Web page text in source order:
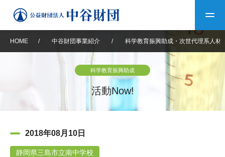
中谷財団について
設立趣意書
中谷財団事業紹介中谷財団動画紹介
HOME / 中谷財団事業紹介 / 科学教育振興助成・次世代理系人材
科学教育振興助成
活動Now!
2018年08月10日
静岡県三島市立南中学校